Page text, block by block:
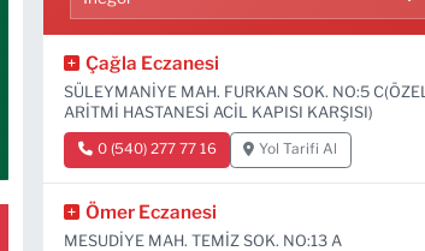
Çağla Eczanesi
SÜLEYMANİYE MAH. FURKAN SOK. NO:5 C(ÖZEL
ARİTMİ HASTANESİ ACİL KAPISI KARŞISI)
0 (540) 277 77 16 Yol Tarifi Al
Ömer Eczanesi
MESUDİYE MAH. TEMİZ SOK. NO:13 A